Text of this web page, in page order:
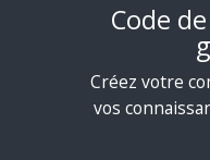
Code
Créez votre
vos